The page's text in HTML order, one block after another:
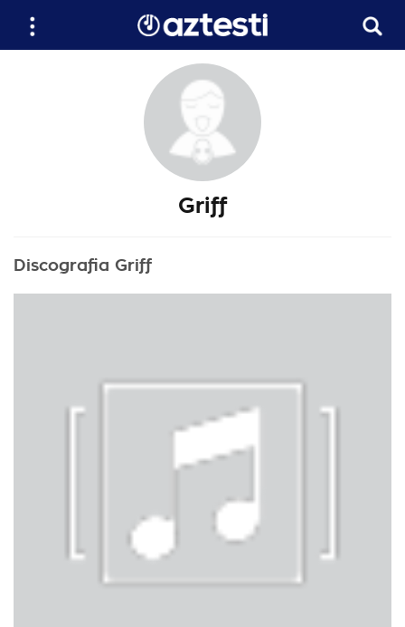
Griff
Discografia Griff